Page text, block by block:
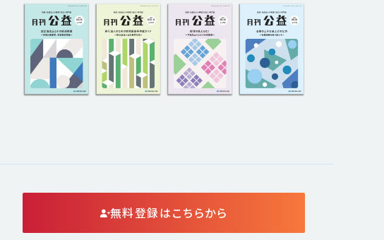
無料登録はこちらから